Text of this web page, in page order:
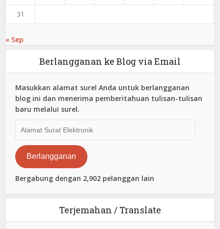
31
« Sep
Berlangganan ke Blog via Email
Masukkan alamat surel Anda untuk berlangganan
blog ini dan menerima pemberitahuan tulisan-tulisan
baru melalui surel.
Surat
Elektronik
Berlangganan
Bergabung dengan 2,902 pelanggan lain
Terjemahan / Translate